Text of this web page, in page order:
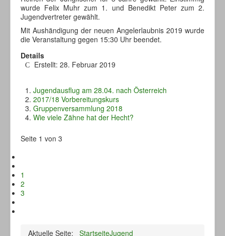
wurde Felix Muhr zum 1. und Benedikt Peter zum 2.
Jugendvertreter gewählt.
Mit Aushändigung der neuen Angelerlaubnis 2019 wurde
die Veranstaltung gegen 15:30 Uhr beendet.
Details
Erstellt: 28. Februar 2019
Jugendausflug am 28.04. nach Österreich
2017/18 Vorbereitungskurs
Gruppenversammlung 2018
Wie viele Zähne hat der Hecht?
Seite 1 von 3
1
2
3
Aktuelle Seite: StartseiteJugend